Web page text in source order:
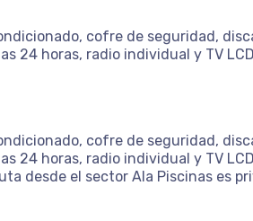
cofre de seguridad,
24 horas, radio individual y TV
cofre de seguridad,
24 horas, radio individual y TV
desde el sector Ala Piscinas es